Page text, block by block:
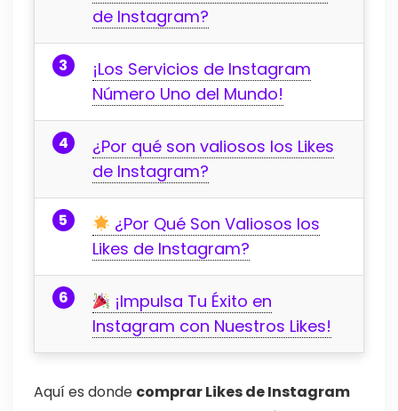
de Instagram?
¡Los Servicios de Instagram
Número Uno del Mundo!
¿Por qué son valiosos los Likes
de Instagram?
¿Por Qué Son Valiosos los
Likes de Instagram?
¡Impulsa Tu Éxito en
Instagram con Nuestros Likes!
Aquí es donde comprar Likes de Instagram